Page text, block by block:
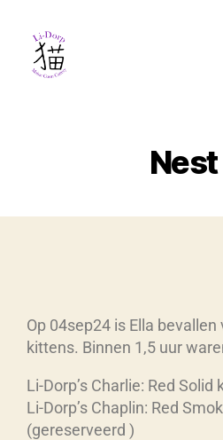
Op 04sep24 is Ella
kittens. Binnen 1,5 uur
Li-Dorp’s Charlie: Red
Li-Dorp’s Chaplin: Red
(gereserveerd )